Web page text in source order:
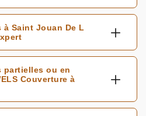
Saint Jouan De L
partielles ou en
Couverture à